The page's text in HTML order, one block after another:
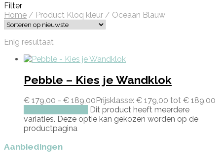
Filter
Home / Product Kloq kleur / Oceaan Blauw
Enig resultaat
Pebble – Kies je Wandklok
€ 179,00 - € 189,00 Prijsklasse: € 179,00 tot € 189,00
Dit product heeft meerdere
variaties. Deze optie kan gekozen worden op de
productpagina
Aanbiedingen